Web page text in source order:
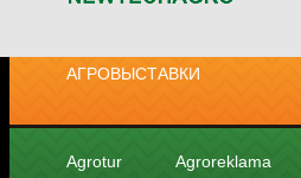
АГРОВЫСТАВКИ
Agrotur Agroreklama